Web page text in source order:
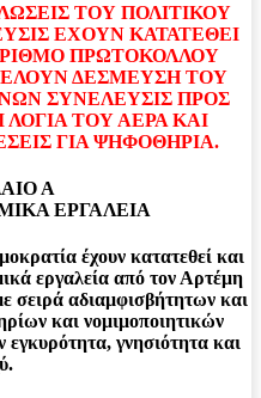
ΤΟΥ ΠΟΛΙΤΙΚΟΥ
ΕΧΟΥΝ ΚΑΤΑΤΕΘΕΙ
ΠΡΩΤΟΚΟΛΛΟΥ
ΔΕΣΜΕΥΣΗ ΤΟΥ
ΣΥΝΕΛΕΥΣΙΣ ΠΡΟΣ
ΛΟΓΙΑ ΤΟΥ ΑΕΡΑ ΚΑΙ
ΓΙΑ ΨΗΦΟΘΗΡΙΑ.
Α
ΕΡΓΑΛΕΙΑ
έχουν κατατεθεί και
εργαλεία από τον Αρτέμη
σειρά αδιαμφισβήτητων και
και νομιμοποιητικών
γνησιότητα και